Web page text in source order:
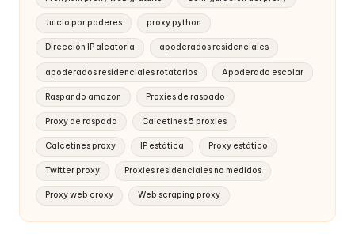
Juicio por poderes proxy python
Dirección IP aleatoria apoderados residenciales
apoderados residenciales rotatorios Apoderado escolar
Raspando amazon Proxies de raspado
Proxy de raspado Calcetines 5 proxies
Calcetines proxy IP estática Proxy estático
Twitter proxy Proxies residenciales no medidos
Proxy web croxy Web scraping proxy